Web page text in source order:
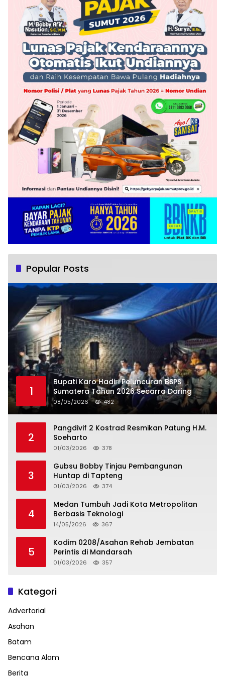
Popular Posts
1
Bupati Karo Hadiri Peluncuran BSPS
Sumatera Tahun 2026 Secarra Daring
08/05/2026 482
2
Pangdivif 2 Kostrad Resmikan Patung H.M.
Soeharto
01/03/2026 378
3
Gubsu Bobby Tinjau Pembangunan
Huntap di Tapteng
01/03/2026 374
4
Medan Tumbuh Jadi Kota Metropolitan
Berbasis Teknologi
14/05/2026 367
5
Kodim 0208/Asahan Rehab Jembatan
Perintis di Mandarsah
01/03/2026 357
Kategori
Advertorial
Asahan
Batam
Bencana Alam
Berita